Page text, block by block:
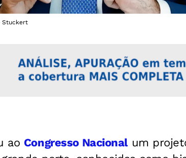
Stuckert
ao Congresso Nacional um